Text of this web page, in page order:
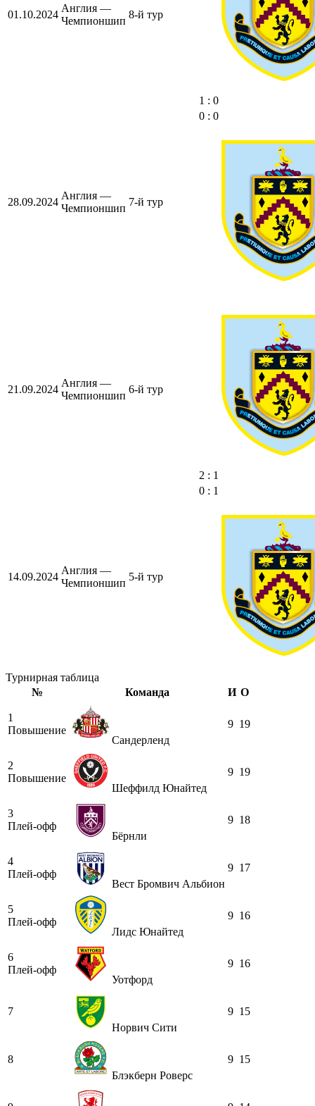
01.10.2024
Англия —
Чемпионшип
8-й тур
1 : 0
28.09.2024
Англия —
Чемпионшип
7-й тур
0 : 0
21.09.2024
Англия —
Чемпионшип
6-й тур
2 : 1
14.09.2024
Англия —
Чемпионшип
5-й тур
0 : 1
Турнирная таблица
№
Команда И О
1
Повышение
Сандерленд
9 19
2
Повышение
Шеффилд Юнайтед
9 19
3
Плей-офф
Бёрнли
9 18
4
Плей-офф
Вест Бромвич Альбион
9 17
5
Плей-офф
Лидс Юнайтед
9 16
6
Плей-офф
Уотфорд
9 16
7
Норвич Сити
9 15
8
Блэкберн Роверс
9 15